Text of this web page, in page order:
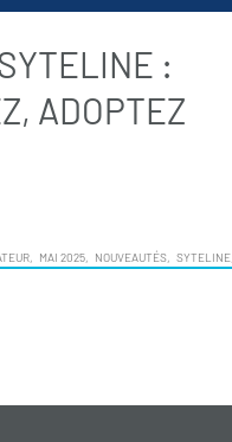
:
ADOPTEZ
MAI 2025 NOUVEAUTÉS
SYTELINE